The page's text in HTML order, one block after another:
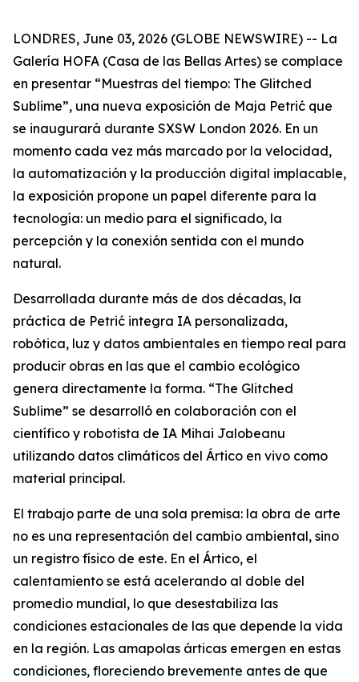
LONDRES, June 03, 2026 (GLOBE NEWSWIRE) -- La
Galería HOFA (Casa de las Bellas Artes) se complace
en presentar “Muestras del tiempo: The Glitched
Sublime”, una nueva exposición de Maja Petrić que
se inaugurará durante SXSW London 2026. En un
momento cada vez más marcado por la velocidad,
la automatización y la producción digital implacable,
la exposición propone un papel diferente para la
tecnología: un medio para el significado, la
percepción y la conexión sentida con el mundo
natural.
Desarrollada durante más de dos décadas, la
práctica de Petrić integra IA personalizada,
robótica, luz y datos ambientales en tiempo real para
producir obras en las que el cambio ecológico
genera directamente la forma. “The Glitched
Sublime” se desarrolló en colaboración con el
científico y robotista de IA Mihai Jalobeanu
utilizando datos climáticos del Ártico en vivo como
material principal.
El trabajo parte de una sola premisa: la obra de arte
no es una representación del cambio ambiental, sino
un registro físico de este. En el Ártico, el
calentamiento se está acelerando al doble del
promedio mundial, lo que desestabiliza las
condiciones estacionales de las que depende la vida
en la región. Las amapolas árticas emergen en estas
condiciones, floreciendo brevemente antes de que